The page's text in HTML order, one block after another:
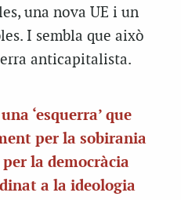
una nova UE i un
I sembla que això
anticapitalista.
‘esquerra’ que
per la sobirania
la democràcia
a la ideologia